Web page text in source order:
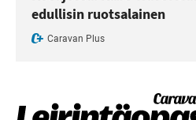
edullisin ruotsalainen
Caravan Plus